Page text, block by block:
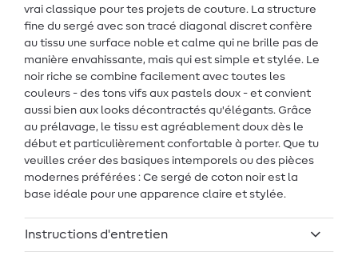
vrai classique pour tes projets de couture. La structure
fine du sergé avec son tracé diagonal discret confère
au tissu une surface noble et calme qui ne brille pas de
manière envahissante, mais qui est simple et stylée. Le
noir riche se combine facilement avec toutes les
couleurs - des tons vifs aux pastels doux - et convient
aussi bien aux looks décontractés qu'élégants. Grâce
au prélavage, le tissu est agréablement doux dès le
début et particulièrement confortable à porter. Que tu
veuilles créer des basiques intemporels ou des pièces
modernes préférées : Ce sergé de coton noir est la
base idéale pour une apparence claire et stylée.
Instructions d'entretien